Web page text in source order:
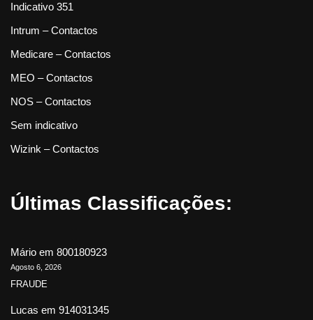
Indicativo 351
Intrum – Contactos
Medicare – Contactos
MEO – Contactos
NOS – Contactos
Sem indicativo
Wizink – Contactos
Últimas Classificações:
Mário em 800180923
Agosto 6, 2026
FRAUDE
Lucas em 914031345